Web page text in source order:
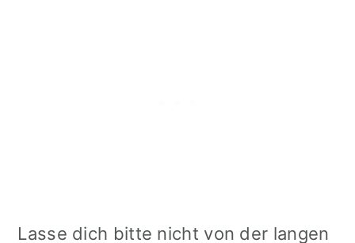
Lasse dich bitte nicht von der langen